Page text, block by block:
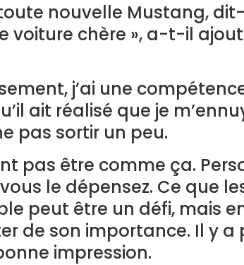
nouvelle Mustang,
voiture chère », a-t-il
j’ai une
ait réalisé que je
pas sortir un peu.
pas être comme ça.
le dépensez. Ce que
peut être un défi, mais
de son importance. Il y a
impression.